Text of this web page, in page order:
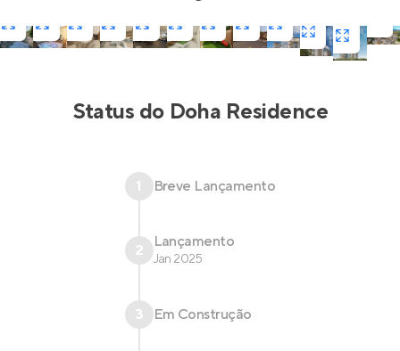
Status do Doha Residence
1 Breve Lançamento
2 Lançamento
Jan 2025
3 Em Construção